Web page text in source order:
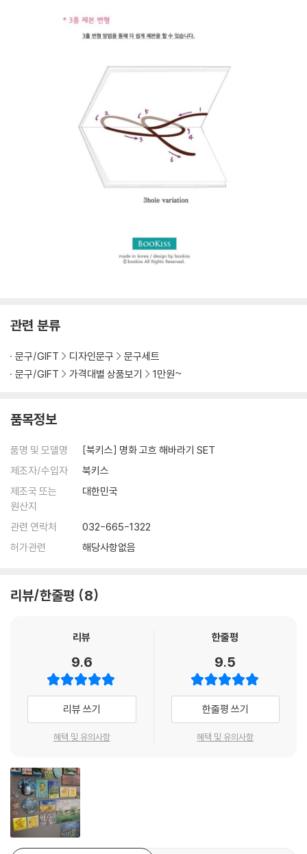
관련 분류
문구/GIFT 디자인문구
문구세트
문구/GIFT
가격대별 상품보기 1만원~
품목정보
품명 및 모델명
[북키스] 명화 고흐 해바라기 SET
제조자/수입자
북키스
제조국 또는
원산지
대한민국
관련 연락처
032-665-1322
허가관련
해당사항없음
리뷰/한줄평 8
리뷰
9.6
리뷰 쓰기
혜택 및 유의사항
한줄평
9.5
한줄평 쓰기
혜택 및 유의사항